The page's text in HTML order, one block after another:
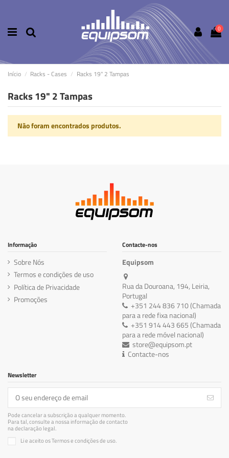
0
Início Racks - Cases Racks 19" 2 Tampas
Racks 19" 2 Tampas
Não foram encontrados produtos.
Informação
Sobre Nós
Termos e condições de uso
Política de Privacidade
Promoções
Contacte-nos
Equipsom
Rua da Douroana, 194, Leiria,
Portugal
+351 244 836 710 (Chamada
para a rede fixa nacional)
+351 914 443 665 (Chamada
para a rede móvel nacional)
store@equipsom.pt
Contacte-nos
Newsletter
Pode cancelar a subscrição a qualquer momento.
Para tal, consulte a nossa informação de contacto
na declaração legal.
Li e aceito os Termos e condições de uso.